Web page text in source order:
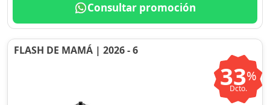
Consultar promoción
FLASH DE MAMÁ | 2026 - 6
33%
Dcto.